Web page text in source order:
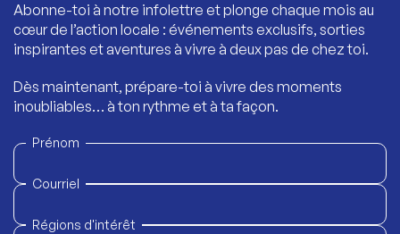
Abonne-toi à notre infolettre et plonge chaque mois au
cœur de l’action locale : événements exclusifs, sorties
inspirantes et aventures à vivre à deux pas de chez toi.
Dès maintenant, prépare-toi à vivre des moments
inoubliables… à ton rythme et à ta façon.
Prénom
Courriel
Régions d'intérêt